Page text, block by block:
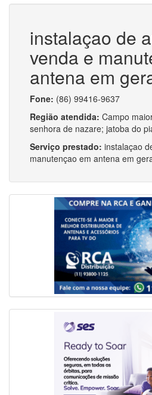
instalaçao de
venda e
antena em
Fone: (86) 99416-9637
Região atendida: Campo
senhora de nazare; jatoba do
Serviço prestado: instalaçao
manutençao em antena em